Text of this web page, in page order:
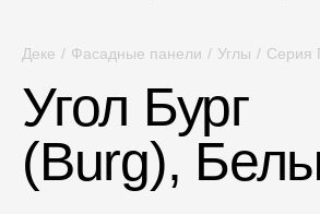
Сайдинг
Софиты
Фасадные панели
Деке / Фасадные панели / Углы / Серия
Угол Бург
(Burg),